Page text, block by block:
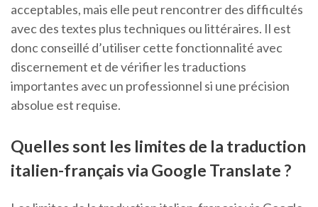
acceptables, mais elle peut rencontrer des difficultés
avec des textes plus techniques ou littéraires. Il est
donc conseillé d’utiliser cette fonctionnalité avec
discernement et de vérifier les traductions
importantes avec un professionnel si une précision
absolue est requise.
Quelles sont les limites de la traduction
italien-français via Google Translate ?